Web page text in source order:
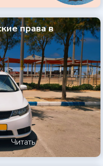
права в
Читать